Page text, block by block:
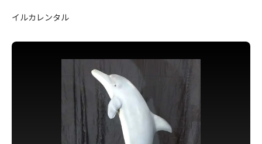
イルカレンタル